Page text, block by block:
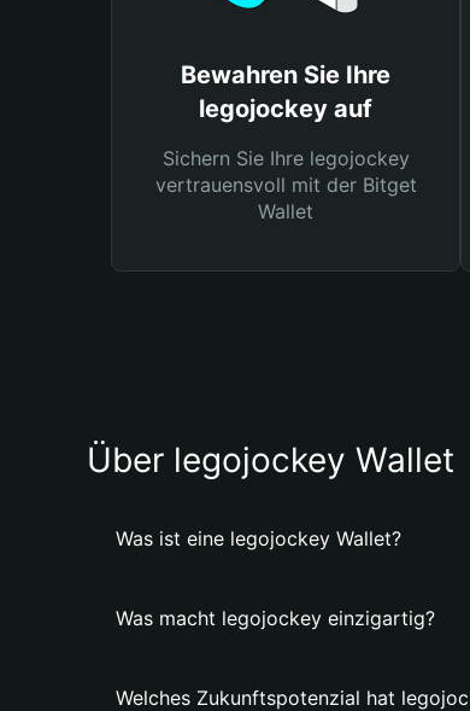
Bewahren Sie Ihre
legojockey auf
Sichern Sie Ihre legojockey
vertrauensvoll mit der Bitget
Wallet
Über legojockey Wallet
Was ist eine legojockey Wallet?
Was macht legojockey einzigartig?
Welches Zukunftspotenzial hat